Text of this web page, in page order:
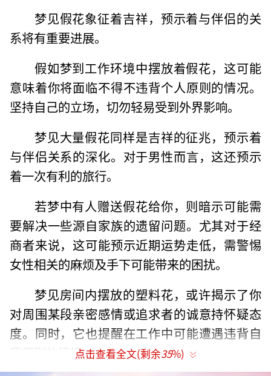
梦见假花象征着吉祥，预示着与伴侣的关
系将有重要进展。
假如梦到工作环境中摆放着假花，这可能
意味着你将面临不得不违背个人原则的情况。
坚持自己的立场，切勿轻易受到外界影响。
梦见大量假花同样是吉祥的征兆，预示着
与伴侣关系的深化。对于男性而言，这还预示
着一次有利的旅行。
若梦中有人赠送假花给你，则暗示可能需
要解决一些源自家族的遗留问题。尤其对于经
商者来说，这可能预示近期运势走低，需警惕
女性相关的麻烦及手下可能带来的困扰。
梦见房间内摆放的塑料花，或许揭示了你
对周围某段亲密感情或追求者的诚意持怀疑态
度。同时，它也提醒在工作中可能遭遇违背自
我原则的情境。点击查看全文(剩余35%)